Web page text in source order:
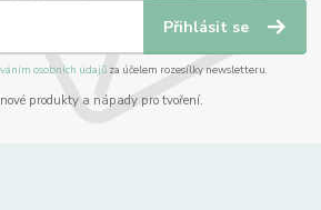
Přihlásit se
osobních údajůza účelem rozesílky newsletteru.
produkty a nápady pro tvoření.